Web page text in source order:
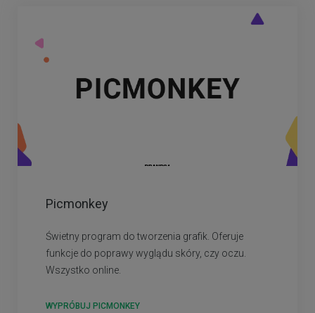
Picmonkey
Świetny program do tworzenia grafik. Oferuje
funkcje do poprawy wyglądu skóry, czy oczu.
Wszystko online.
WYPRÓBUJ PICMONKEY